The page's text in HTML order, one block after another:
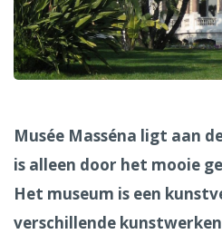
Dresden
Ålesund
Musée Masséna ligt aan
is alleen door het mooie
Het museum is een
verschillende